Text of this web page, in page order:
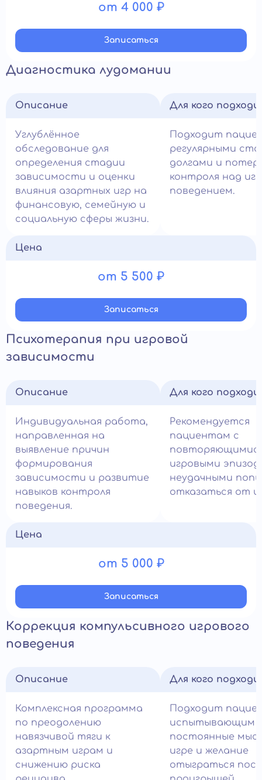
от 4 000 ₽
Записатьcя
Диагностика лудомании
Описание
Углублённое
обследование для
определения стадии
зависимости и оценки
влияния азартных игр на
финансовую, семейную и
социальную сферы жизни.
Для кого
Подходит
регулярными
долгами и
контроля над
поведением.
Цена
от 5 500 ₽
Записатьcя
Психотерапия при игровой
зависимости
Описание
Индивидуальная работа,
направленная на
выявление причин
формирования
зависимости и развитие
навыков контроля
поведения.
Для кого
Рекомендуется
пациентам с
игровыми
неудачными
отказаться от
Цена
от 5 000 ₽
Записатьcя
Коррекция компульсивного игрового
поведения
Описание
Комплексная программа
по преодолению
навязчивой тяги к
азартным играм и
снижению риска
Для кого
Подходит
испытывающим
постоянные
игре и желание
отыграться